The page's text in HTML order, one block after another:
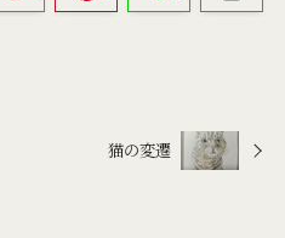
猫の変遷